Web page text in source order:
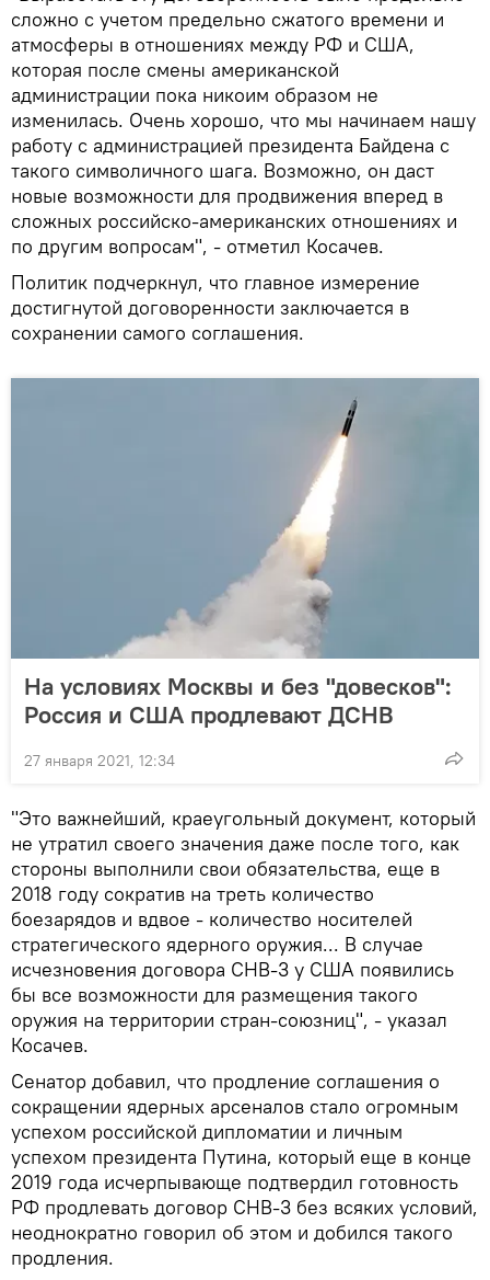
сложно с учетом предельно сжатого времени и
атмосферы в отношениях между РФ и США,
которая после смены американской
администрации пока никоим образом не
изменилась. Очень хорошо, что мы начинаем нашу
работу с администрацией президента Байдена с
такого символичного шага. Возможно, он даст
новые возможности для продвижения вперед в
сложных российско-американских отношениях и
по другим вопросам", - отметил Косачев.
Политик подчеркнул, что главное измерение
достигнутой договоренности заключается в
сохранении самого соглашения.
На условиях Москвы и без "довесков":
Россия и США продлевают ДСНВ
27 января 2021, 12:34
"Это важнейший, краеугольный документ, который
не утратил своего значения даже после того, как
стороны выполнили свои обязательства, еще в
2018 году сократив на треть количество
боезарядов и вдвое - количество носителей
стратегического ядерного оружия... В случае
исчезновения договора СНВ-3 у США появились
бы все возможности для размещения такого
оружия на территории стран-союзниц", - указал
Косачев.
Сенатор добавил, что продление соглашения о
сокращении ядерных арсеналов стало огромным
успехом российской дипломатии и личным
успехом президента Путина, который еще в конце
2019 года исчерпывающе подтвердил готовность
РФ продлевать договор СНВ-3 без всяких условий,
неоднократно говорил об этом и добился такого
продления.